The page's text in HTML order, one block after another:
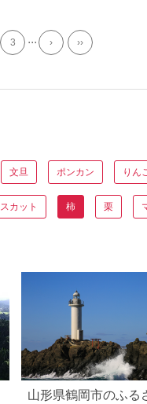
3 ... › ››
文旦 ポンカン りん
カット 柿 栗
山形県鶴岡市のふる